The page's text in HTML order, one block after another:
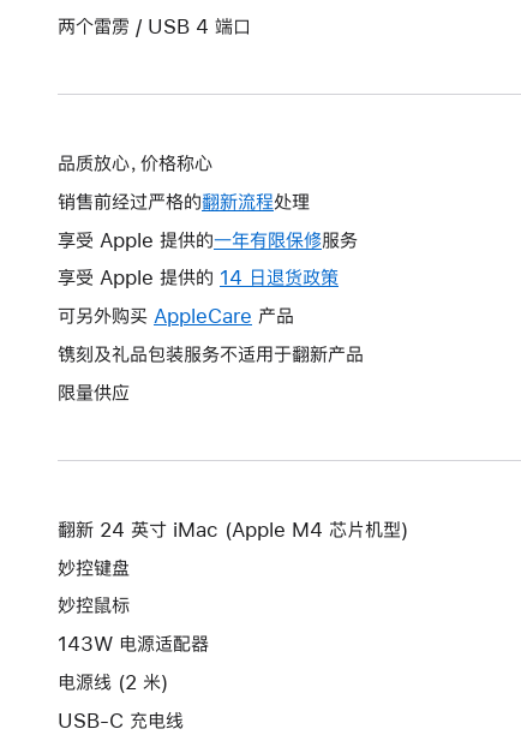
两个雷雳 / USB 4 端口
品质放心，价格称心
销售前经过严格的翻新流程处理
享受 Apple 提供的一年有限保修此
操
打
服务
享受 Apple 提供的 14 日退货政策
将
新
窗
可另外购买 AppleCare 此
操
开
的
产品
镌刻及礼品包装服务不适用于翻新产品
限量供应
翻新 24 英寸 iMac (Apple M4 芯片机型)
妙控键盘
妙控鼠标
143W 电源适配器
电源线 (2 米)
USB-C 充电线